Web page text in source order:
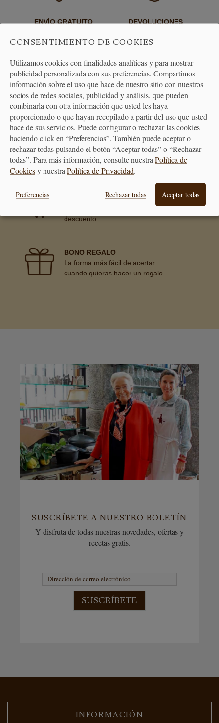
ENVÍO GRATUITO
DEVOLUCIONES
ATENCIÓN
AL CLIENTE
PREMIAMOS TUS COMPRAS
Consigue puntos en tus compras
que se transformarán en vales
descuento
BONO REGALO
La forma más fácil de acertar
cuando quieras hacer un regalo
SUSCRÍBETE A NUESTRO BOLETÍN
Y disfruta de todas nuestras novedades, ofertas y
recetas gratis.
SUSCRÍBETE
INFORMACIÓN
CONSENTIMIENTO DE COOKIES
Utilizamos cookies con finalidades analíticas y para mostrar
publicidad personalizada con sus preferencias. Compartimos
información sobre el uso que hace de nuestro sitio con nuestros
socios de redes sociales, publicidad y análisis, que pueden
combinarla con otra información que usted les haya
proporcionado o que hayan recopilado a partir del uso que usted
hace de sus servicios. Puede configurar o rechazar las cookies
haciendo click en “Preferencias”. También puede aceptar o
rechazar todas pulsando el botón “Aceptar todas” o “Rechazar
todas”. Para más información, consulte nuestra Política de
Cookiesy nuestra Política de Privacidad.
Preferencias Rechazar todas Aceptar todas